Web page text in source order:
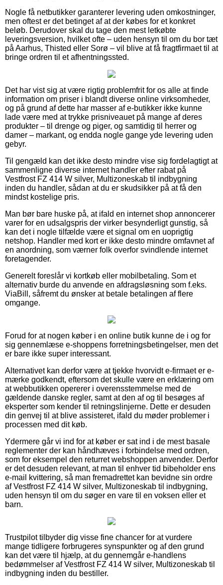
Nogle få netbutikker garanterer levering uden omkostninger,
men oftest er det betinget af at der købes for et konkret
beløb. Derudover skal du tage den mest letkøbte
leveringsversion, hvilket ofte – uden hensyn til om du bor tæt
på Aarhus, Thisted eller Sorø – vil blive at få fragtfirmaet til at
bringe ordren til et afhentningssted.
Det har vist sig at være rigtig problemfrit for os alle at finde
information om priser i blandt diverse online virksomheder,
og på grund af dette har masser af e-butikker ikke kunne
lade være med at trykke prisniveauet på mange af deres
produkter – til drenge og piger, og samtidig til herrer og
damer – markant, og endda nogle gange yde levering uden
gebyr.
Til gengæld kan det ikke desto mindre vise sig fordelagtigt at
sammenligne diverse internet handler efter rabat på
Vestfrost FZ 414 W silver, Multizoneskab til indbygning
inden du handler, sådan at du er skudsikker på at få den
mindst kostelige pris.
Man bør bare huske på, at ifald en internet shop annoncerer
varer for en udsalgspris der virker besynderligt gunstig, så
kan det i nogle tilfælde være et signal om en uoprigtig
netshop. Handler med kort er ikke desto mindre omfavnet af
en anordning, som værner folk overfor svindlende internet
foretagender.
Generelt foreslår vi kortkøb eller mobilbetaling. Som et
alternativ burde du anvende en afdragsløsning som f.eks.
ViaBill, såfremt du ønsker at betale betalingen af flere
omgange.
Forud for at nogen køber i en online butik kunne de i og for
sig gennemlæse e-shoppens forretningsbetingelser, men det
er bare ikke super interessant.
Alternativet kan derfor være at tjekke hvorvidt e-firmaet er e-
mærke godkendt, eftersom det skulle være en erklæring om
at webbutikken opererer i overensstemmelse med de
gældende danske regler, samt at den af og til besøges af
eksperter som kender til retningslinjerne. Dette er desuden
din genvej til at blive assisteret, ifald du møder problemer i
processen med dit køb.
Ydermere går vi ind for at køber er sat ind i de mest basale
reglementer der kan håndhæves i forbindelse med ordren,
som for eksempel den returret webshoppen anvender. Derfor
er det desuden relevant, at man til enhver tid bibeholder ens
e-mail kvittering, så man fremadrettet kan bevidne sin ordre
af Vestfrost FZ 414 W silver, Multizoneskab til indbygning,
uden hensyn til om du søger en vare til en voksen eller et
barn.
Trustpilot tilbyder dig visse fine chancer for at vurdere
mange tidligere forbrugeres synspunkter og af den grund
kan det være til hjælp, at du gennemgår e-handlens
bedømmelser af Vestfrost FZ 414 W silver, Multizoneskab til
indbygning inden du bestiller.